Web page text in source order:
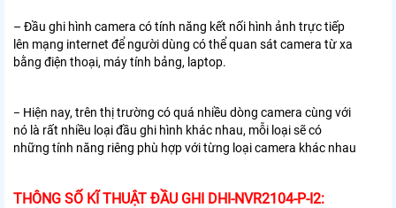
– Đầu ghi hình camera có tính năng kết nối hình ảnh trực tiếp
lên mạng internet để người dùng có thể quan sát camera từ xa
bằng điện thoại, máy tính bảng, laptop.
– Hiện nay, trên thị trường có quá nhiều dòng camera cùng với
nó là rất nhiều loại đầu ghi hình khác nhau, mỗi loại sẽ có
những tính năng riêng phù hợp với từng loại camera khác nhau
THÔNG SỐ KĨ THUẬT ĐẦU GHI DHI-NVR2104-P-I2: